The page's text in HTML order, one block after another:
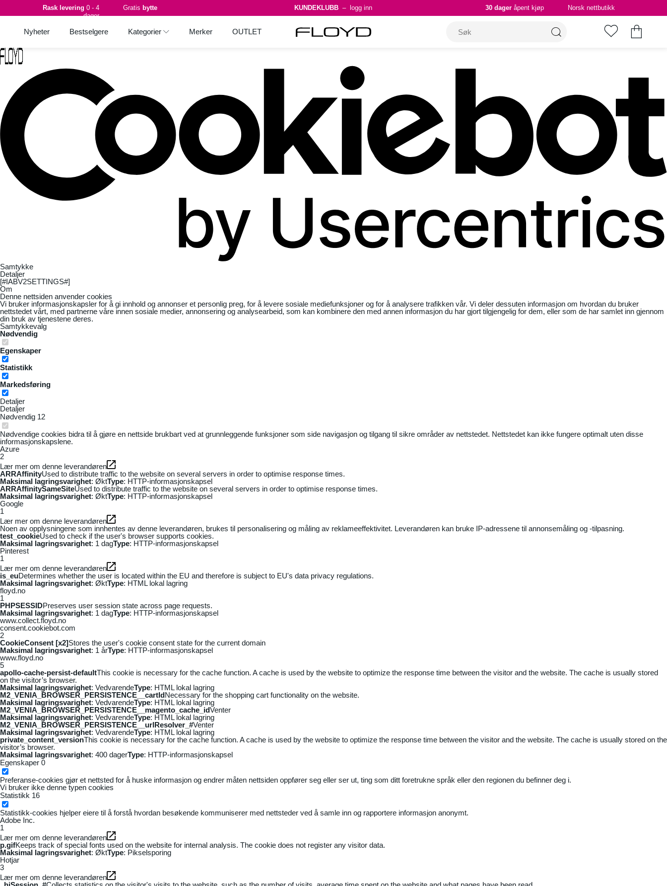
Samtykke
Detaljer
[#IABV2SETTINGS#]
Om
Denne nettsiden anvender cookies
Vi bruker informasjonskapsler for å gi innhold og annonser et personlig preg, for å levere sosiale mediefunksjoner og for å analysere trafikken vår. Vi deler dessuten informasjon om hvordan du bruker
nettstedet vårt, med partnerne våre innen sosiale medier, annonsering og analysearbeid, som kan kombinere den med annen informasjon du har gjort tilgjengelig for dem, eller som de har samlet inn gjennom
din bruk av tjenestene deres.
Samtykkevalg
Nødvendig
Egenskaper
Statistikk
Markedsføring
Detaljer
Detaljer
Nødvendig 12
Nødvendige cookies bidra til å gjøre en nettside brukbart ved at grunnleggende funksjoner som side navigasjon og tilgang til sikre områder av nettstedet. Nettstedet kan ikke fungere optimalt uten disse
informasjonskapslene.
Azure
2
Lær mer om denne leverandøren
ARRAffinityUsed to distribute traffic to the website on several servers in order to optimise response times.
Maksimal lagringsvarighet: ØktType: HTTP-informasjonskapsel
ARRAffinitySameSiteUsed to distribute traffic to the website on several servers in order to optimise response times.
Maksimal lagringsvarighet: ØktType: HTTP-informasjonskapsel
Google
1
Lær mer om denne leverandøren
Noen av opplysningene som innhentes av denne leverandøren, brukes til personalisering og måling av reklameeffektivitet. Leverandøren kan bruke IP-adressene til annonsemåling og -tilpasning.
test_cookieUsed to check if the user's browser supports cookies.
Maksimal lagringsvarighet: 1 dagType: HTTP-informasjonskapsel
Pinterest
1
Lær mer om denne leverandøren
is_euDetermines whether the user is located within the EU and therefore is subject to EU's data privacy regulations.
Maksimal lagringsvarighet: ØktType: HTML lokal lagring
floyd.no
1
PHPSESSIDPreserves user session state across page requests.
Maksimal lagringsvarighet: 1 dagType: HTTP-informasjonskapsel
www.collect.floyd.no
consent.cookiebot.com
2
CookieConsent [x2]Stores the user's cookie consent state for the current domain
Maksimal lagringsvarighet: 1 årType: HTTP-informasjonskapsel
www.floyd.no
5
apollo-cache-persist-defaultThis cookie is necessary for the cache function. A cache is used by the website to optimize the response time between the visitor and the website. The cache is usually stored
on the visitor’s browser.
Maksimal lagringsvarighet: VedvarendeType: HTML lokal lagring
M2_VENIA_BROWSER_PERSISTENCE__cartIdNecessary for the shopping cart functionality on the website.
Maksimal lagringsvarighet: VedvarendeType: HTML lokal lagring
M2_VENIA_BROWSER_PERSISTENCE__magento_cache_idVenter
Maksimal lagringsvarighet: VedvarendeType: HTML lokal lagring
M2_VENIA_BROWSER_PERSISTENCE__urlResolver_#Venter
Maksimal lagringsvarighet: VedvarendeType: HTML lokal lagring
private_content_versionThis cookie is necessary for the cache function. A cache is used by the website to optimize the response time between the visitor and the website. The cache is usually stored on the
visitor’s browser.
Maksimal lagringsvarighet: 400 dagerType: HTTP-informasjonskapsel
Egenskaper 0
Preferanse-cookies gjør et nettsted for å huske informasjon og endrer måten nettsiden oppfører seg eller ser ut, ting som ditt foretrukne språk eller den regionen du befinner deg i.
Vi bruker ikke denne typen cookies
Statistikk 16
Statistikk-cookies hjelper eiere til å forstå hvordan besøkende kommuniserer med nettsteder ved å samle inn og rapportere informasjon anonymt.
Adobe Inc.
1
Lær mer om denne leverandøren
p.gifKeeps track of special fonts used on the website for internal analysis. The cookie does not register any visitor data.
Maksimal lagringsvarighet: ØktType: Pikselsporing
Hotjar
3
Lær mer om denne leverandøren
Rask levering 0 - 4
dager
Gratis bytte KUNDEKLUBB – logg inn 30 dager åpent kjøp Norsk nettbutikk
Nyheter Bestselgere Kategorier Merker OUTLET